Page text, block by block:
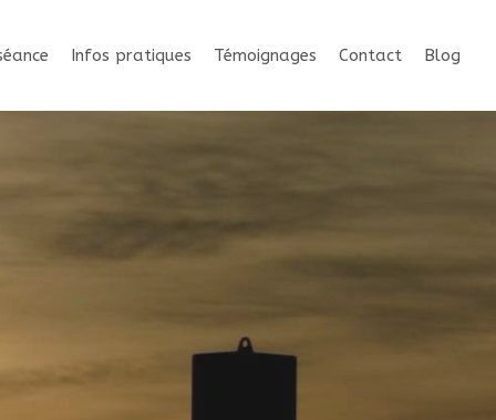
Infos pratiques Témoignages Contact Blog